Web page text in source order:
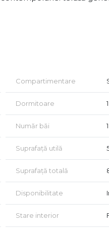
un avantaj greu de găsit;
gata pentru locuire sau
pe jos;
Compartimentare
Dormitoare 1
Număr băi 1
Suprafață utilă
Suprafață totală
Disponibilitate
Stare interior